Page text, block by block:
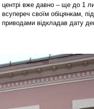
центрі вже давно – ще до 1
всупереч своїм обіцянкам,
приводами відкладав дату